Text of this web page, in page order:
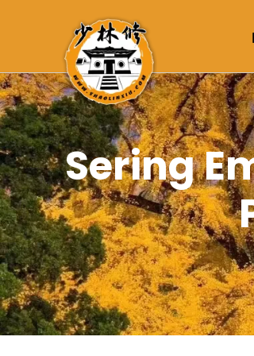
Sering